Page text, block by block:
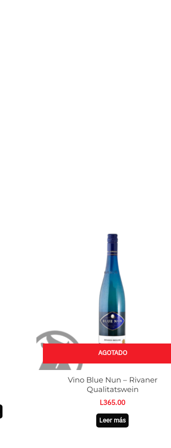
AGOTADO
Vino Blue Nun – Rivaner
Qualitatswein
L365.00
Leer más